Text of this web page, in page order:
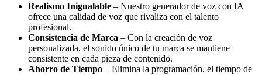
Realismo Inigualable – Nuestro generador de voz con IA
ofrece una calidad de voz que rivaliza con el talento
profesional.
Consistencia de Marca – Con la creación de voz
personalizada, el sonido único de tu marca se mantiene
consistente en cada pieza de contenido.
Ahorro de Tiempo – Elimina la programación, el tiempo de